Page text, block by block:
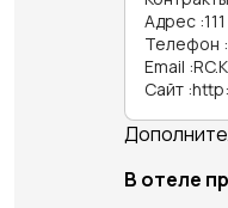
Адрес :
Телефон :
Email :
Сайт :
В отеле